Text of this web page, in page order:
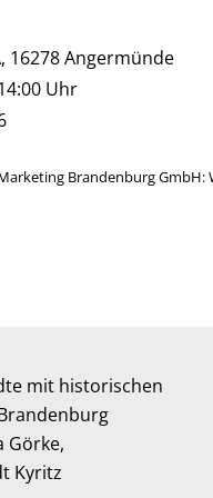
16278 Angermünde
Uhr
Brandenburg GmbH:
mit historischen
Görke,
Kyritz